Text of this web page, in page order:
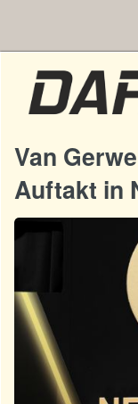
Van
Auftakt in